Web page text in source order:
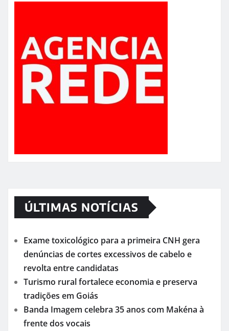
ÚLTIMAS NOTÍCIAS
Exame toxicológico para a primeira CNH gera
denúncias de cortes excessivos de cabelo e
revolta entre candidatas
Turismo rural fortalece economia e preserva
tradições em Goiás
Banda Imagem celebra 35 anos com Makéna à
frente dos vocais